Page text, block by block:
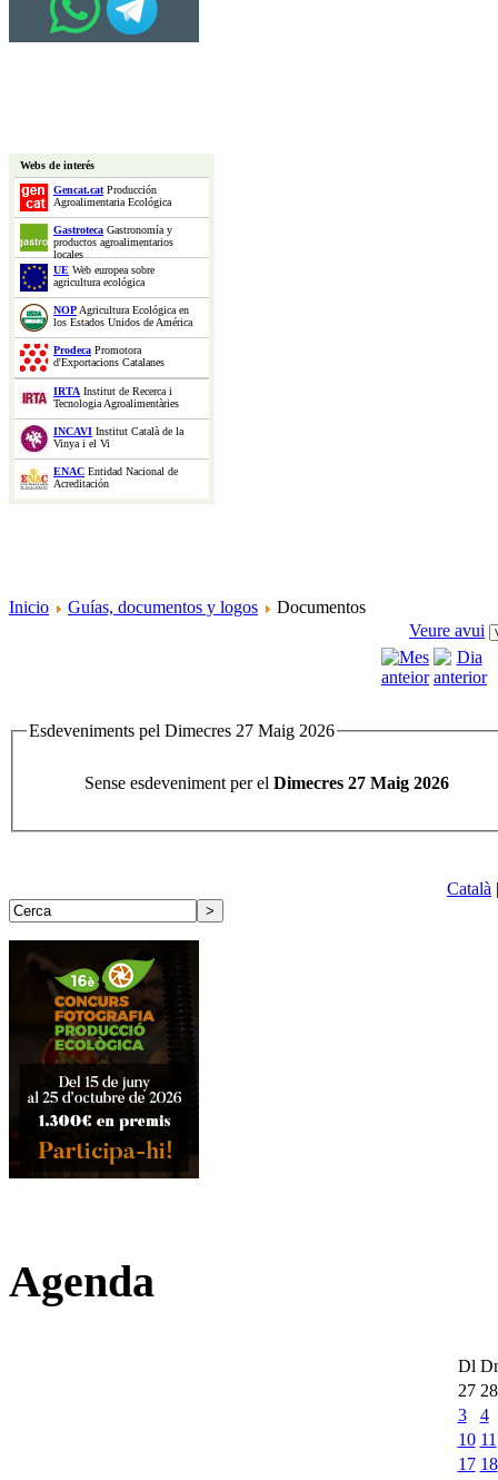
Webs de interés
Gencat.catProducción
Agroalimentaria Ecológica
Gastroteca Gastronomía y
productos agroalimentarios
locales
UE Web europea sobre
agricultura ecológica
NOPAgricultura Ecológica en
los Estados Unidos de América
Prodeca Promotora
d'Exportacions Catalanes
IRTA Institut de Recerca i
Tecnologia Agroalimentàries
INCAVI Institut Català de la
Vinya i el Vi
ENAC Entidad Nacional de
Acreditación
Inicio Guías, documentos y logos
Documentos
Veure avui
Esdeveniments pel Dimecres 27 Maig 2026
Sense esdeveniment per el Dimecres 27 Maig 2026
Català
Agenda
Dl
27 28
3
4
10 11
17 18